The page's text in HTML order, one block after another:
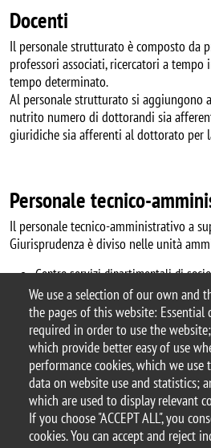
We use a selection of our own and
the pages of this website: Essential
required in order to use the
which provide better easy of use
performance cookies, which we use
data on website use and statistics;
which are used to display relevant
If you choose "ACCEPT ALL", you
cookies. You can accept and reject
Docenti
Il personale strutturato è composto da
professori associati, ricercatori a
tempo determinato.
Al personale strutturato si aggiungono
nutrito numero di dottorandi sia
giuridiche sia afferenti al dottorato per
Personale tecnico-
Il personale tecnico-amministrativo a
Giurisprudenza è diviso nelle unità
Centro servizi dipartimentali di
Dipartimento di giurisprudenza
© 2017 University of
Piazza dell'Ateneo
+39 02 6448 1 | PEC